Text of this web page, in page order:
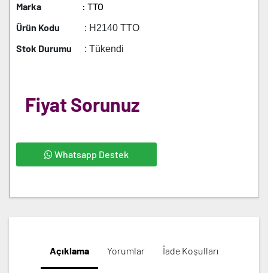
Marka
: TTO
Ürün Kodu
: H2140 TTO
Stok Durumu : Tükendi
Fiyat Sorunuz
Whatsapp Destek
Açıklama Yorumlar İade Koşulları